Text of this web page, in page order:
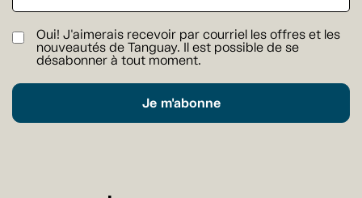
Oui! J'aimerais recevoir par courriel les offres et les
nouveautés de Tanguay. Il est possible de se
désabonner à tout moment.
Je m'abonne